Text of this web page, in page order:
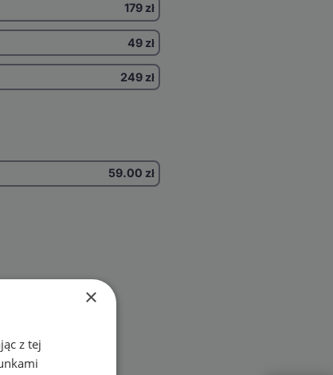
179 zł
49 zł
249 zł
59.00 zł
×
z tej